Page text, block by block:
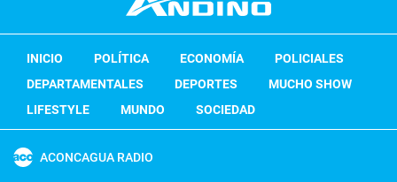
INICIO POLÍTICA ECONOMÍA
POLICIALES
DEPARTAMENTALES
DEPORTES
MUCHO SHOW
LIFESTYLE
MUNDO SOCIEDAD
ACONCAGUA RADIO